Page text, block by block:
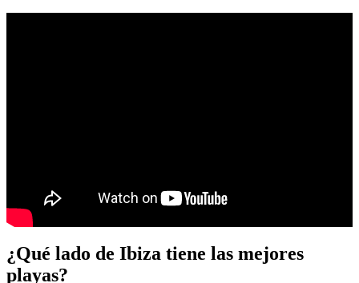
¿Qué lado de Ibiza tiene las mejores
playas?